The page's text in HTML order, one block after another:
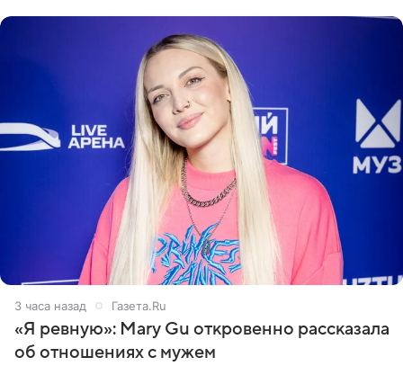
3 часа назад Газета.Ru
«Я ревную»: Mary Gu откровенно рассказала
об отношениях с мужем